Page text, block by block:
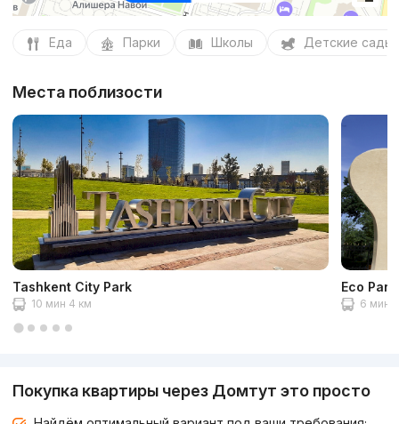
Еда Парки Школы Детские сады
Места поблизости
Tashkent City Park
10 мин 4 км
Eco Park
6 мин
Покупка квартиры через Домтут это просто